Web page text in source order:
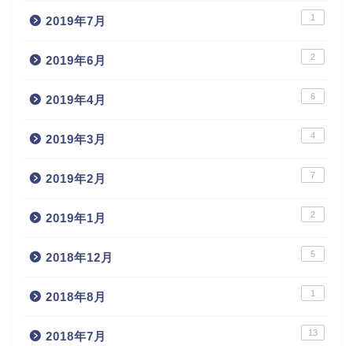
2019年7月 1
2019年6月 2
2019年4月 6
2019年3月 4
2019年2月 7
2019年1月 2
2018年12月 5
2018年8月 1
2018年7月 13